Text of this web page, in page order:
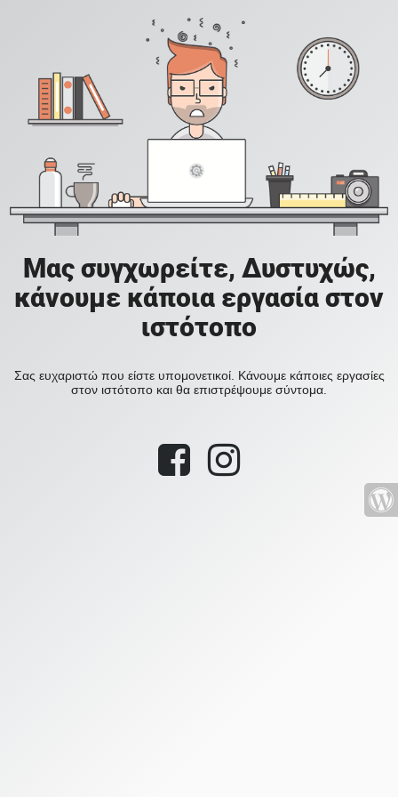
Μας συγχωρείτε, Δυστυχώς,
κάνουμε κάποια εργασία στον
ιστότοπο
Σας ευχαριστώ που είστε υπομονετικοί. Κάνουμε κάποιες εργασίες
στον ιστότοπο και θα επιστρέψουμε σύντομα.